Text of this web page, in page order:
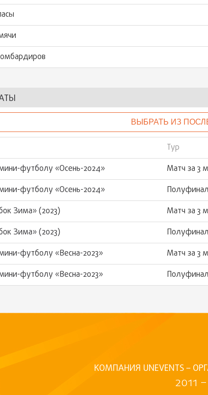
ВЫБРАТЬ ИЗ
Тур
футболу «Осень-2024»
Матч за 3
футболу «Осень-2024»
Полуфинал
Зима» (2023)
Матч за 3
Зима» (2023)
Полуфинал
футболу «Весна-2023»
Матч за 3
футболу «Весна-2023»
Полуфинал
КОМПАНИЯ UNEVENTS –
2011